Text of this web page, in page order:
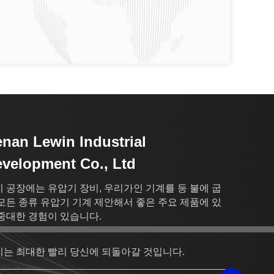
Lewin Industrial
Co., Ltd
공장에는 유압기 장비, 우리가인 기계를 등 불에 굽
든 종류 유압기 기계 제안해서 좋은 주요 제품에 있
대한 경험이 있습니다.
는 최대한 빨리 당신에 되돌아갈 것입니다.